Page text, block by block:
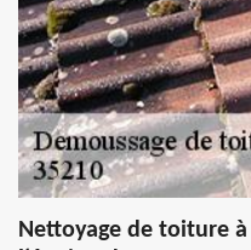
Nettoyage de toiture